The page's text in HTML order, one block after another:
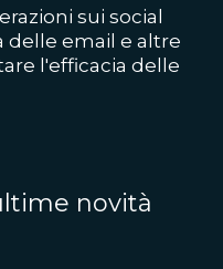
sui social
delle email e altre
l'efficacia delle
novità